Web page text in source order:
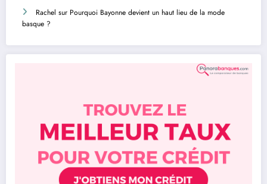
Rachel sur Pourquoi Bayonne devient un haut lieu de la mode
basque ?